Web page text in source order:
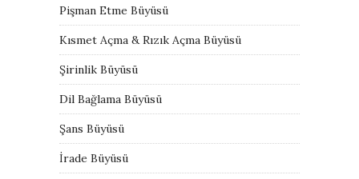
Pişman Etme Büyüsü
Kısmet Açma & Rızık Açma Büyüsü
Şirinlik Büyüsü
Dil Bağlama Büyüsü
Şans Büyüsü
İrade Büyüsü